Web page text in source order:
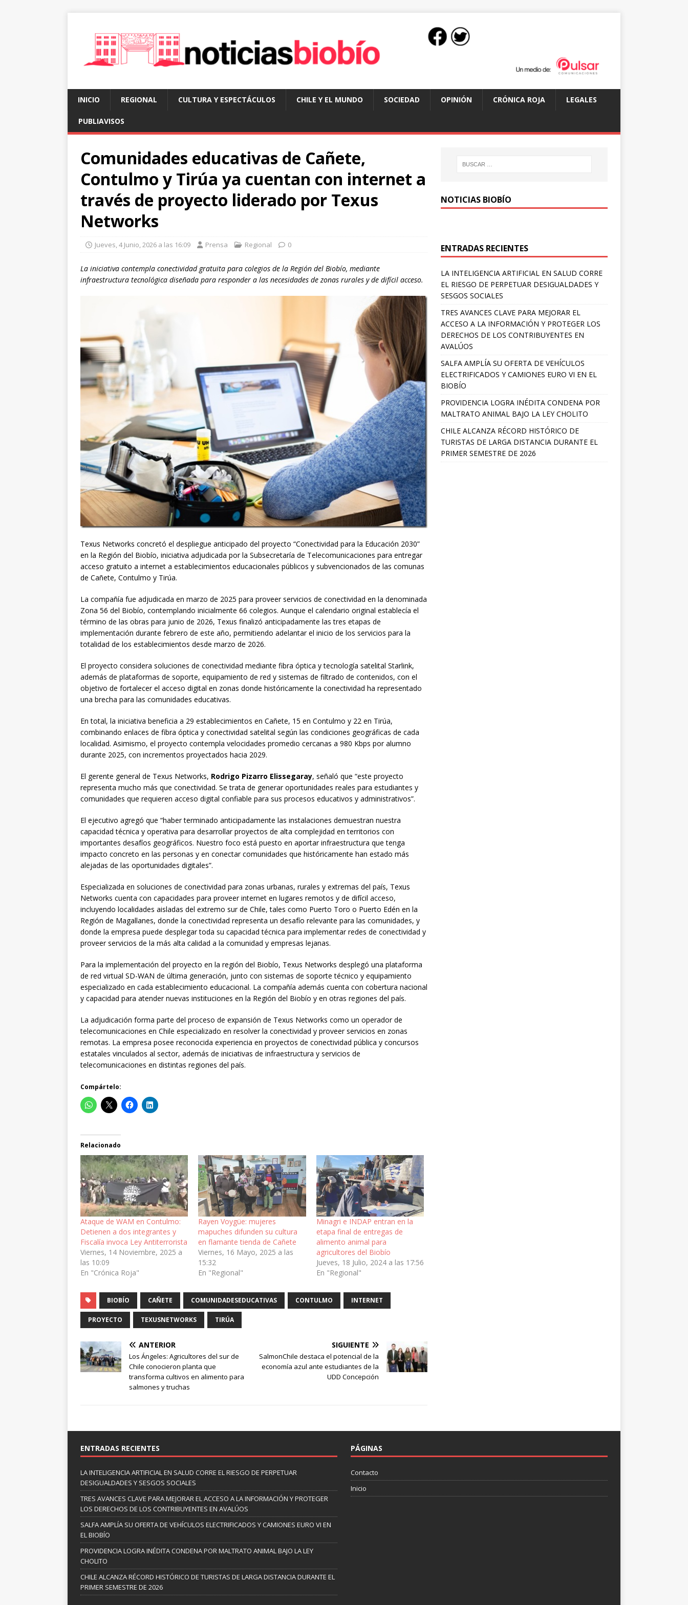
INICIO REGIONAL CULTURA Y ESPECTÁCULOS CHILE Y EL MUNDO SOCIEDAD OPINIÓN CRÓNICA ROJA LEGALES
PUBLIAVISOS
Comunidades educativas de Cañete,
Contulmo y Tirúa ya cuentan con internet a
través de proyecto liderado por Texus
Networks
Jueves, 4 Junio, 2026 a las 16:09 Prensa Regional 0
La iniciativa contempla conectividad gratuita para colegios de la Región del Biobío, mediante
infraestructura tecnológica diseñada para responder a las necesidades de zonas rurales y de difícil acceso.
Texus Networks concretó el despliegue anticipado del proyecto “Conectividad para la Educación 2030”
en la Región del Biobío, iniciativa adjudicada por la Subsecretaría de Telecomunicaciones para entregar
acceso gratuito a internet a establecimientos educacionales públicos y subvencionados de las comunas
de Cañete, Contulmo y Tirúa.
La compañía fue adjudicada en marzo de 2025 para proveer servicios de conectividad en la denominada
Zona 56 del Biobío, contemplando inicialmente 66 colegios. Aunque el calendario original establecía el
término de las obras para junio de 2026, Texus finalizó anticipadamente las tres etapas de
implementación durante febrero de este año, permitiendo adelantar el inicio de los servicios para la
totalidad de los establecimientos desde marzo de 2026.
El proyecto considera soluciones de conectividad mediante fibra óptica y tecnología satelital Starlink,
además de plataformas de soporte, equipamiento de red y sistemas de filtrado de contenidos, con el
objetivo de fortalecer el acceso digital en zonas donde históricamente la conectividad ha representado
una brecha para las comunidades educativas.
En total, la iniciativa beneficia a 29 establecimientos en Cañete, 15 en Contulmo y 22 en Tirúa,
combinando enlaces de fibra óptica y conectividad satelital según las condiciones geográficas de cada
localidad. Asimismo, el proyecto contempla velocidades promedio cercanas a 980 Kbps por alumno
durante 2025, con incrementos proyectados hacia 2029.
El gerente general de Texus Networks, Rodrigo Pizarro Elissegaray, señaló que “este proyecto
representa mucho más que conectividad. Se trata de generar oportunidades reales para estudiantes y
comunidades que requieren acceso digital confiable para sus procesos educativos y administrativos”.
El ejecutivo agregó que “haber terminado anticipadamente las instalaciones demuestran nuestra
capacidad técnica y operativa para desarrollar proyectos de alta complejidad en territorios con
importantes desafíos geográficos. Nuestro foco está puesto en aportar infraestructura que tenga
impacto concreto en las personas y en conectar comunidades que históricamente han estado más
alejadas de las oportunidades digitales”.
Especializada en soluciones de conectividad para zonas urbanas, rurales y extremas del país, Texus
Networks cuenta con capacidades para proveer internet en lugares remotos y de difícil acceso,
incluyendo localidades aisladas del extremo sur de Chile, tales como Puerto Toro o Puerto Edén en la
Región de Magallanes, donde la conectividad representa un desafío relevante para las comunidades, y
donde la empresa puede desplegar toda su capacidad técnica para implementar redes de conectividad y
proveer servicios de la más alta calidad a la comunidad y empresas lejanas.
Para la implementación del proyecto en la región del Biobío, Texus Networks desplegó una plataforma
de red virtual SD-WAN de última generación, junto con sistemas de soporte técnico y equipamiento
especializado en cada establecimiento educacional. La compañía además cuenta con cobertura nacional
y capacidad para atender nuevas instituciones en la Región del Biobío y en otras regiones del país.
La adjudicación forma parte del proceso de expansión de Texus Networks como un operador de
telecomunicaciones en Chile especializado en resolver la conectividad y proveer servicios en zonas
remotas. La empresa posee reconocida experiencia en proyectos de conectividad pública y concursos
estatales vinculados al sector, además de iniciativas de infraestructura y servicios de
telecomunicaciones en distintas regiones del país.
Compártelo:
Relacionado
Ataque de WAM en Contulmo:
Detienen a dos integrantes y
Fiscalía invoca Ley Antiterrorista
Viernes, 14 Noviembre, 2025 a
las 10:09
En "Crónica Roja"
Rayen Voygüe: mujeres
mapuches difunden su cultura
en flamante tienda de Cañete
Viernes, 16 Mayo, 2025 a las
15:32
En "Regional"
Minagri e INDAP entran en la
etapa final de entregas de
alimento animal para
agricultores del Biobío
Jueves, 18 Julio, 2024 a las 17:56
En "Regional"
BIOBÍO CAÑETE COMUNIDADESEDUCATIVAS CONTULMO INTERNET
PROYECTO TEXUSNETWORKS TIRÚA
ANTERIOR
Los Ángeles: Agricultores del sur de
Chile conocieron planta que
transforma cultivos en alimento para
salmones y truchas
SIGUIENTE
SalmonChile destaca el potencial de la
economía azul ante estudiantes de la
UDD Concepción
NOTICIAS BIOBÍO
ENTRADAS RECIENTES
LA INTELIGENCIA ARTIFICIAL EN SALUD CORRE
EL RIESGO DE PERPETUAR DESIGUALDADES Y
SESGOS SOCIALES
TRES AVANCES CLAVE PARA MEJORAR EL
ACCESO A LA INFORMACIÓN Y PROTEGER LOS
DERECHOS DE LOS CONTRIBUYENTES EN
AVALÚOS
SALFA AMPLÍA SU OFERTA DE VEHÍCULOS
ELECTRIFICADOS Y CAMIONES EURO VI EN EL
BIOBÍO
PROVIDENCIA LOGRA INÉDITA CONDENA POR
MALTRATO ANIMAL BAJO LA LEY CHOLITO
CHILE ALCANZA RÉCORD HISTÓRICO DE
TURISTAS DE LARGA DISTANCIA DURANTE EL
PRIMER SEMESTRE DE 2026
ENTRADAS RECIENTES
LA INTELIGENCIA ARTIFICIAL EN SALUD CORRE EL RIESGO DE PERPETUAR
DESIGUALDADES Y SESGOS SOCIALES
TRES AVANCES CLAVE PARA MEJORAR EL ACCESO A LA INFORMACIÓN Y PROTEGER
LOS DERECHOS DE LOS CONTRIBUYENTES EN AVALÚOS
SALFA AMPLÍA SU OFERTA DE VEHÍCULOS ELECTRIFICADOS Y CAMIONES EURO VI EN
EL BIOBÍO
PROVIDENCIA LOGRA INÉDITA CONDENA POR MALTRATO ANIMAL BAJO LA LEY
CHOLITO
CHILE ALCANZA RÉCORD HISTÓRICO DE TURISTAS DE LARGA DISTANCIA DURANTE EL
PRIMER SEMESTRE DE 2026
PÁGINAS
Contacto
Inicio